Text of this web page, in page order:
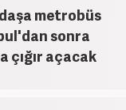
metrobüs
sonra
çığır açacak